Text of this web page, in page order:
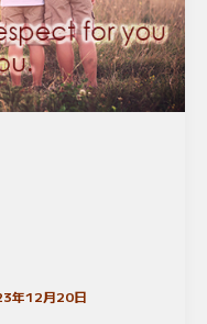
年12月20日